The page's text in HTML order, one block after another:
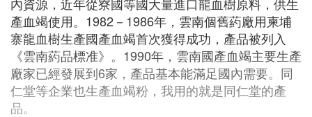
產血竭使用。1982－1986年，雲南個舊葯廠用柬埔
寨龍血樹生產國產血竭首次獲得成功，產品被列入
《雲南葯品標准》。1990年，雲南國產血竭主要生產
廠家已經發展到6家，產品基本能滿足國內需要。同
仁堂等企業也生產血竭粉，我用的就是同仁堂的產
品。